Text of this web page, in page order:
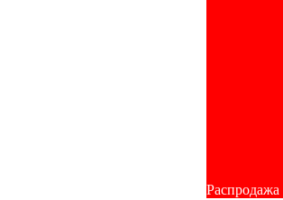
Распродажа